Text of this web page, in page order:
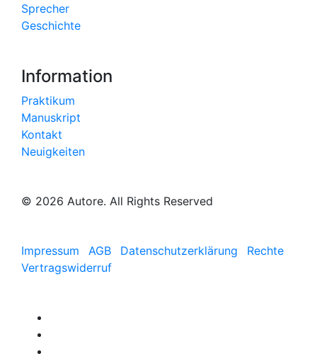
Sprecher
Geschichte
Information
Praktikum
Manuskript
Kontakt
Neuigkeiten
© 2026 Autore. All Rights Reserved
Impressum AGB Datenschutzerklärung
Rechte
Vertragswiderruf